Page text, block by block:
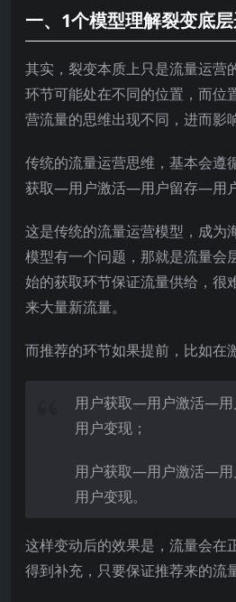
一、1个模型理解裂变底
其实，裂变本质上只是流量运营
环节可能处在不同的位置，而位
营流量的思维出现不同，进而影
传统的流量运营思维，基本会遵
获取—用户激活—用户留存—用
这是传统的流量运营模型，成为
模型有一个问题，那就是流量会
始的获取环节保证流量供给，很
来大量新流量。
而推荐的环节如果提前，比如在
用户获取—用户激活—
用户变现；
用户获取—用户激活—
用户变现。
这样变动后的效果是，流量会在
得到补充，只要保证推荐来的流